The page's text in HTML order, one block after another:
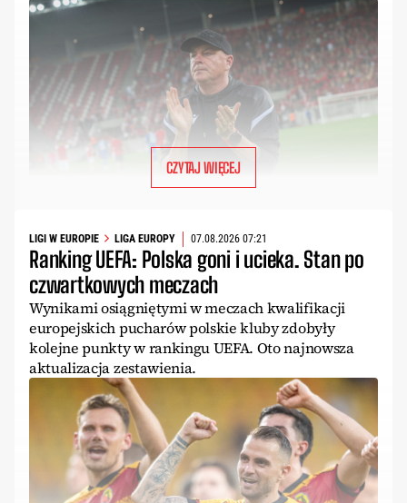
CZYTAJ WIĘCEJ
LIGI W EUROPIE LIGA EUROPY 07.08.2026 07:21
Ranking UEFA: Polska goni i ucieka. Stan po
czwartkowych meczach
Wynikami osiągniętymi w meczach kwalifikacji
europejskich pucharów polskie kluby zdobyły
kolejne punkty w rankingu UEFA. Oto najnowsza
aktualizacja zestawienia.